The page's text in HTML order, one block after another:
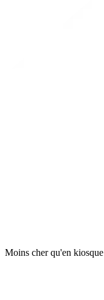
Moins cher qu'en kiosque